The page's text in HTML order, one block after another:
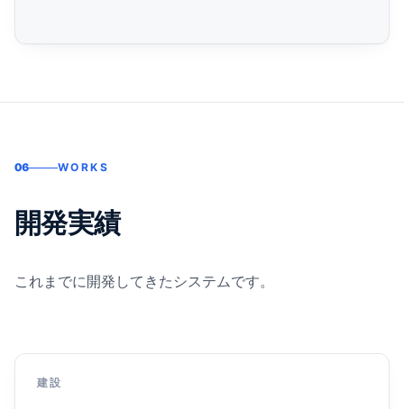
06 WORKS
開発実績
これまでに開発してきたシステムです。
建設